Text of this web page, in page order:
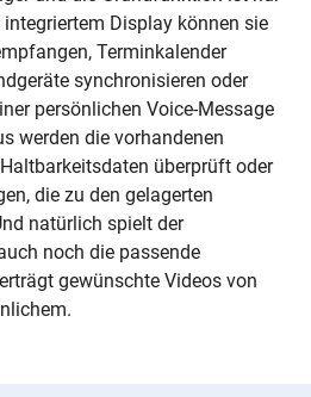
Display können sie
Terminkalender
synchronisieren oder
persönlichen Voice-Message
werden die vorhandenen
überprüft oder
die zu den gelagerten
natürlich spielt der
noch die passende
gewünschte Videos von